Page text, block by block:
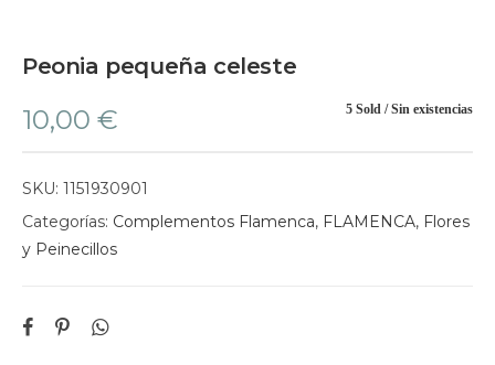
Peonia pequeña celeste
5 Sold Sin existencias
10,00 €
SKU: 1151930901
Categorías: Complementos Flamenca, FLAMENCA, Flores
y Peinecillos